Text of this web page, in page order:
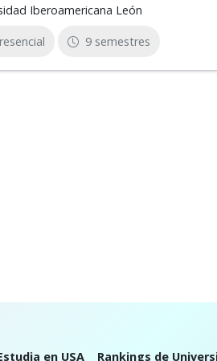
Iberoamericana León
9 semestres
en USA Rankings de